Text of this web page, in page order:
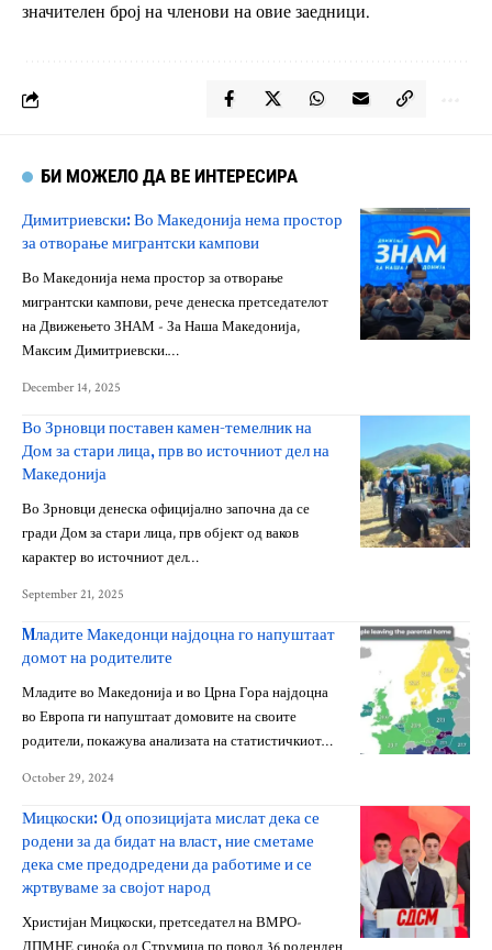
значителен број на членови на овие заедници.
БИ МОЖЕЛО ДА ВЕ ИНТЕРЕСИРА
Димитриевски: Во Македонија нема простор
за отворање мигрантски кампови
Во Македонија нема простор за отворање
мигрантски кампови, рече денеска претседателот
на Движењето ЗНАМ - За Наша Македонија,
Максим Димитриевски.…
December 14, 2025
Во Зрновци поставен камен-темелник на
Дом за стари лица, прв во источниот дел на
Македонија
Во Зрновци денеска официјално започна да се
гради Дом за стари лица, прв објект од ваков
карактер во источниот дел…
September 21, 2025
Mладите Македонци најдоцна го напуштаат
домот на родителите
Младите во Македонија и во Црна Гора најдоцна
во Европа ги напуштаат домовите на своите
родители, покажува анализата на статистичкиот…
October 29, 2024
Мицкоски: Oд опозицијата мислат дека се
родени за да бидат на власт, ние сметаме
дека сме предодредени да работиме и се
жртвуваме за својот народ
Христијан Мицкоски, претседател на ВМРО-